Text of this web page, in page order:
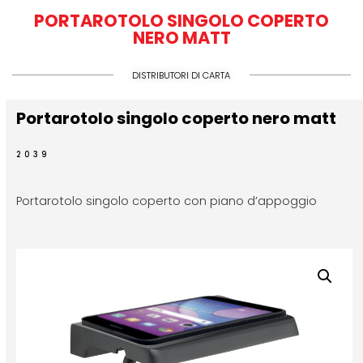
PORTAROTOLO SINGOLO COPERTO
NERO MATT
DISTRIBUTORI DI CARTA
Portarotolo singolo coperto nero matt
2039
Portarotolo singolo coperto con piano d’appoggio